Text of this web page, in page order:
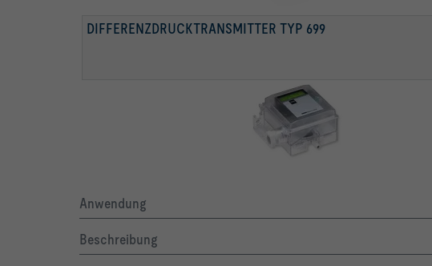
DIFFERENZDRUCKTRANSMITTER TYP 699
Anwendung
Beschreibung